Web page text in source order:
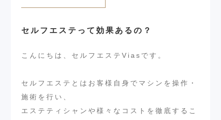
セルフエステって効果あるの？
こんにちは、セルフエステViasです。
セルフエステとはお客様自身でマシンを操作・
施術を行い、
エステティシャンや様々なコストを徹底するこ